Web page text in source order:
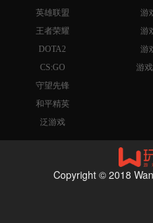
英雄联盟
王者荣耀
DOTA2
CS:GO
守望先锋
和平精英
泛游戏
游
游
游
游
Copyright © 2018